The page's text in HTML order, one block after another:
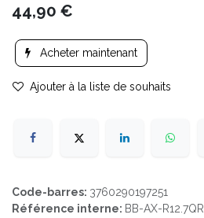
44,90 €
Acheter maintenant
Ajouter à la liste de souhaits
Code-barres: 3760290197251
Référence interne: BB-AX-R12.7QR